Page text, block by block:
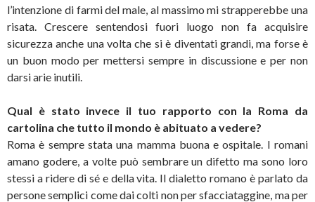
l’intenzione di farmi del male, al massimo mi strapperebbe una
risata. Crescere sentendosi fuori luogo non fa acquisire
sicurezza anche una volta che si è diventati grandi, ma forse è
un buon modo per mettersi sempre in discussione e per non
darsi arie inutili.
Qual è stato invece il tuo rapporto con la Roma da
cartolina che tutto il mondo è abituato a vedere?
Roma è sempre stata una mamma buona e ospitale. I romani
amano godere, a volte può sembrare un difetto ma sono loro
stessi a ridere di sé e della vita. Il dialetto romano è parlato da
persone semplici come dai colti non per sfacciataggine, ma per